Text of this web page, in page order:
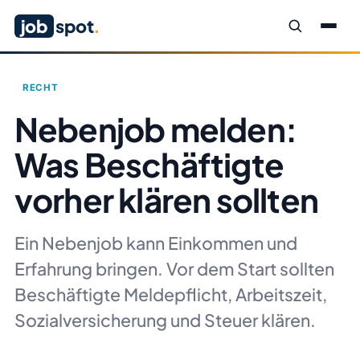
job spot.
RECHT
Nebenjob melden:
Was Beschäftigte
vorher klären sollten
Ein Nebenjob kann Einkommen und
Erfahrung bringen. Vor dem Start sollten
Beschäftigte Meldepflicht, Arbeitszeit,
Sozialversicherung und Steuer klären.